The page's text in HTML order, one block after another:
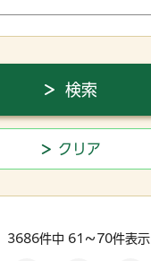
3686件中 61～70件表示